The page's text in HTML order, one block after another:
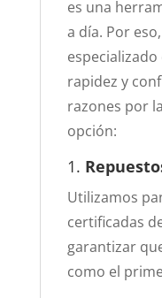
es una
a día. Por
rapidez y
razones por
opción:
1.
Utilizamos
certificadas
garantizar
como el